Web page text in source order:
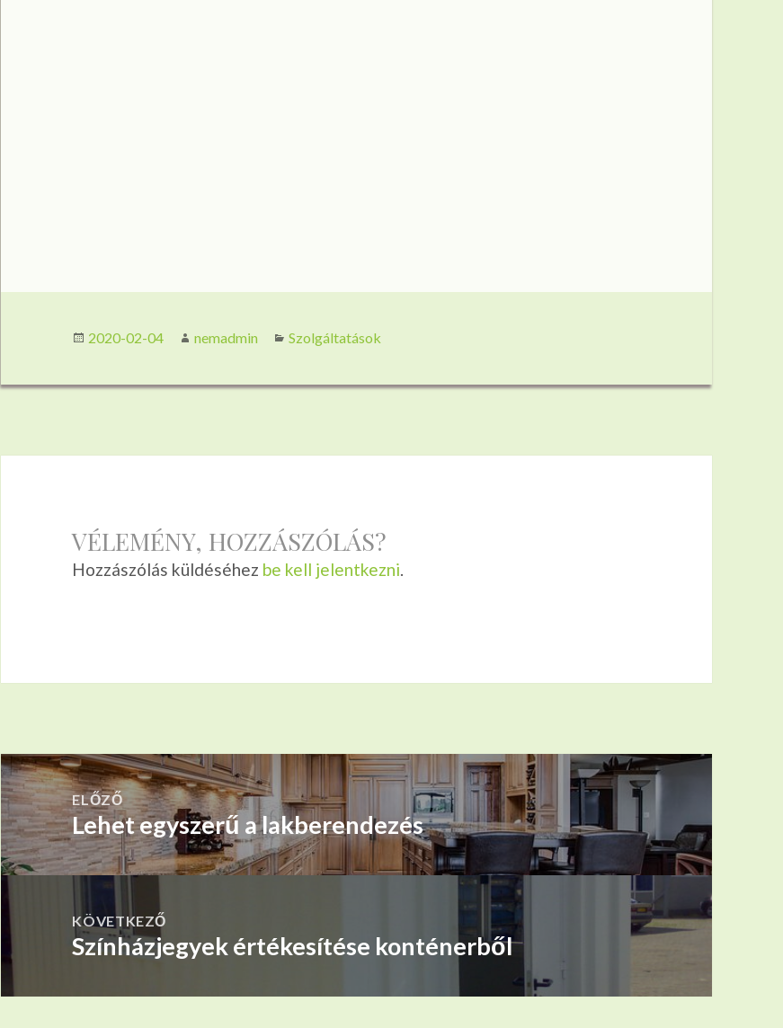
Közzétéve
2020-02-04 Szerző
nemadmin Kategória
Szolgáltatások
VÉLEMÉNY, HOZZÁSZÓLÁS?
Hozzászólás küldéséhez be kell jelentkezni.
BEJEGYZÉS
NAVIGÁCIÓELŐZŐ
Korábbi
bejegyzések:
Lehet egyszerű a lakberendezés
KÖVETKEZŐ
Következő
Színházjegyek értékesítése konténerből